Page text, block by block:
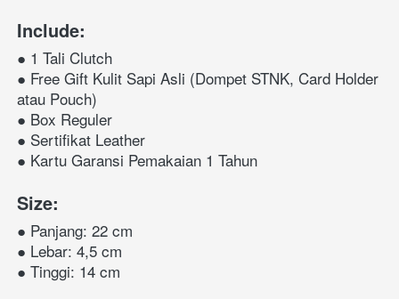
Include:
● 1 Tali Clutch
● Free Gift Kulit Sapi Asli (Dompet STNK, Card Holder
● Box Reguler
● Sertifikat Leather
● Kartu Garansi Pemakaian 1 Tahun
Size:
● Panjang: 22 cm
● Lebar: 4,5 cm
● Tinggi: 14 cm